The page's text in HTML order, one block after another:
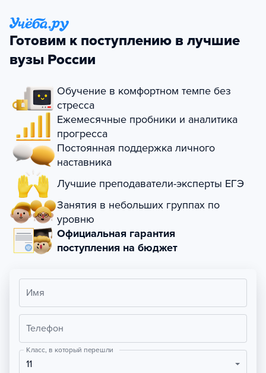
Готовим к поступлению в лучшие
вузы России
Обучение в комфортном темпе без
стресса
Ежемесячные пробники и аналитика
прогресса
Постоянная поддержка личного
наставника
Лучшие преподаватели-эксперты ЕГЭ
Занятия в небольших группах по
уровню
Официальная гарантия
поступления на бюджет
Имя
Телефон
Класс, в который перешли
11